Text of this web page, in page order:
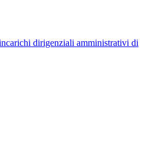
dirigenziali amministrativi di